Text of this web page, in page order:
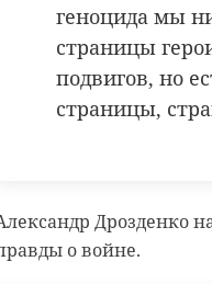
геноцида мы
страницы
подвигов, но
страницы,
Дрозденко
о войне.